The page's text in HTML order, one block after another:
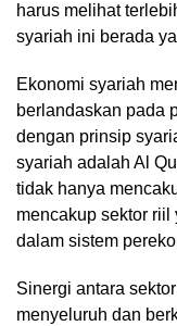
harus melihat
syariah ini berada
Ekonomi syariah
berlandaskan pada
dengan prinsip
syariah adalah Al
tidak hanya
mencakup sektor
dalam sistem
Sinergi antara
menyeluruh dan